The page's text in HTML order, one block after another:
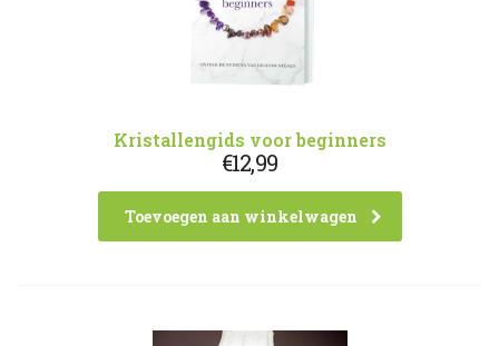
Kristallengids voor beginners
€12,99
Toevoegen aan winkelwagen